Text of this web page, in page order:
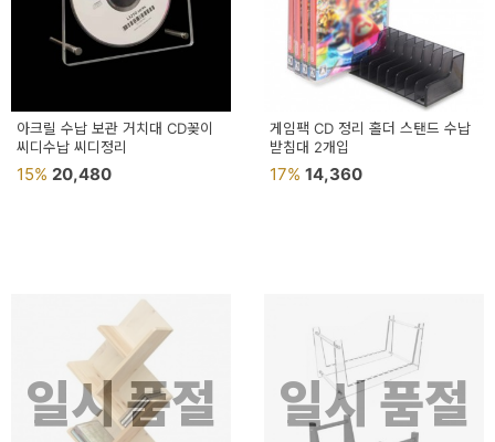
아크릴 수납 보관 거치대 CD꽂이
씨디수납 씨디정리
15% 20,480
게임팩 CD 정리 홀더 스탠드 수납
받침대 2개입
17% 14,360
일시 품절 일시 품절